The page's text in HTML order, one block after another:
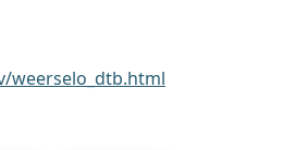
weerselo_dtb.html